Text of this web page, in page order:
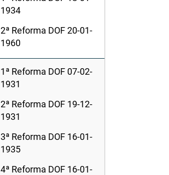
1934
2ª Reforma DOF 20-01-
1960
1ª Reforma DOF 07-02-
1931
2ª Reforma DOF 19-12-
1931
3ª Reforma DOF 16-01-
1935
4ª Reforma DOF 16-01-